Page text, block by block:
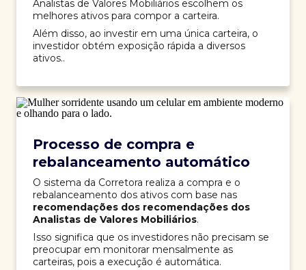
Analistas de Valores Mobiliários escolhem os
melhores ativos para compor a carteira.
Além disso, ao investir em uma única carteira, o
investidor obtém exposição rápida a diversos
ativos..
Processo de compra e
rebalanceamento automático
O sistema da Corretora realiza a compra e o
rebalanceamento dos ativos com base nas
recomendações dos recomendações dos
Analistas de Valores Mobiliários.
Isso significa que os investidores não precisam se
preocupar em monitorar mensalmente as
carteiras, pois a execução é automática.